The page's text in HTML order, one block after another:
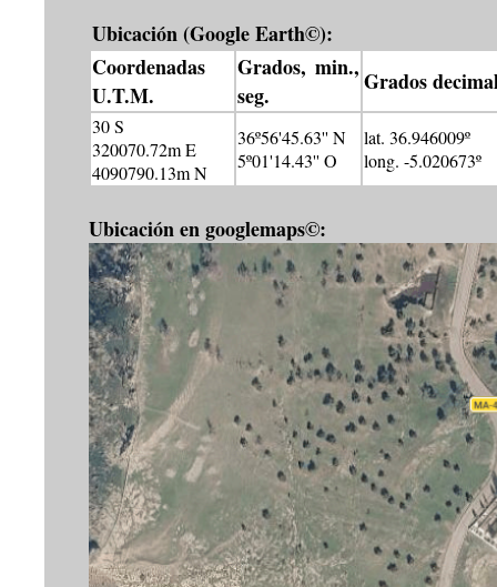
Ubicación (Google Earth©):
Coordenadas
U.T.M.
Grados, min.,
seg.
Grados
30 S
320070.72m E
4090790.13m N
36º56'45.63'' N
5º01'14.43'' O
lat. 36.946009º
long. -5.020673º
Ubicación en googlemaps©: